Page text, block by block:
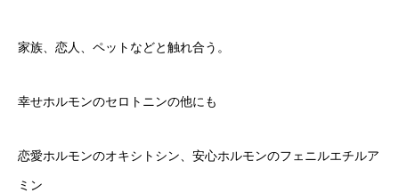
家族、恋人、ペットなどと触れ合う。
幸せホルモンのセロトニンの他にも
恋愛ホルモンのオキシトシン、安心ホルモンのフェニルエチルア
ミン